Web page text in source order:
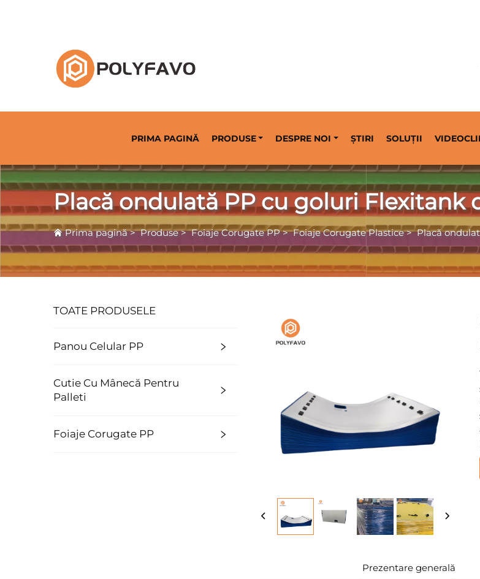
PRIMA PAGINĂ PRODUSE DESPRE NOI ȘTIRI SOLUȚII
Placă ondulată PP cu goluri Flexitank
Prima pagină>Produse>Foiaje Corugate PP>Foiaje Corugate Plastice>Placă
TOATE PRODUSELE
Panou Celular PP
Cutie Cu Mânecă Pentru
Palleti
Foiaje Corugate PP
Prezentare generală